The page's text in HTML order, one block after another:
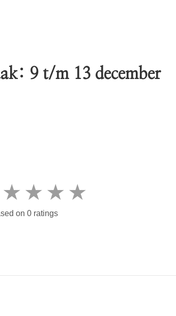
9 t/m 13 december
★ ★ ★ ★
on 0 ratings